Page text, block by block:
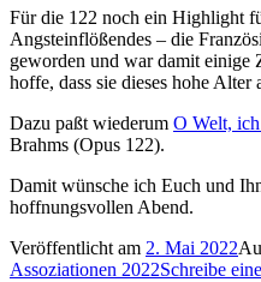
Für die 122 noch ein Highlight
Angsteinflößendes – die
geworden und war damit einige
hoffe, dass sie dieses hohe Alter
Dazu paßt wiederum O Welt,
Brahms (Opus 122).
Damit wünsche ich Euch und
hoffnungsvollen Abend.
Veröffentlicht am 2. Mai 2022
Assoziationen 2022Schreibe